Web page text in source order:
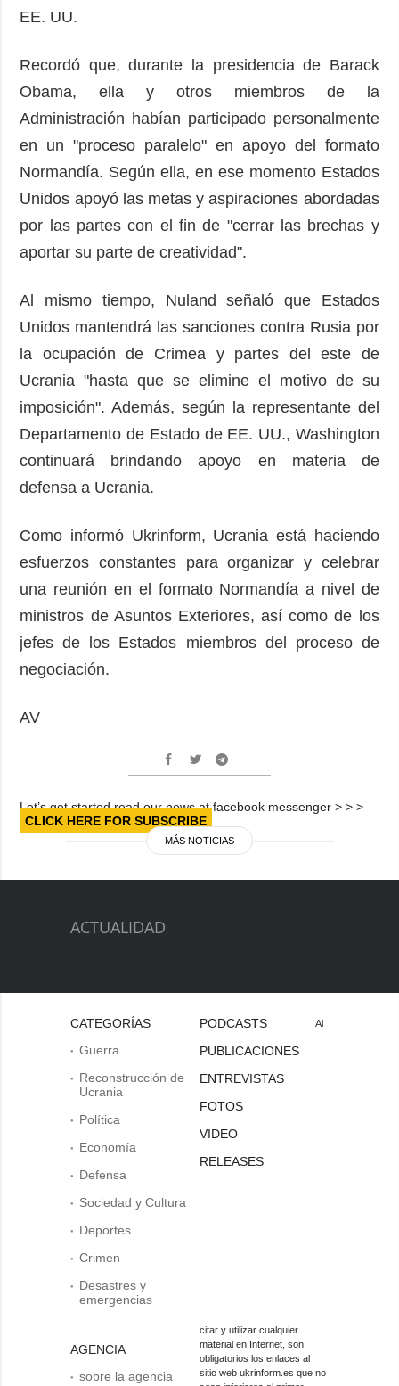
EE. UU.
Recordó que, durante la presidencia de Barack
Obama, ella y otros miembros de la
Administración habían participado personalmente
en un "proceso paralelo" en apoyo del formato
Normandía. Según ella, en ese momento Estados
Unidos apoyó las metas y aspiraciones abordadas
por las partes con el fin de "cerrar las brechas y
aportar su parte de creatividad".
Al mismo tiempo, Nuland señaló que Estados
Unidos mantendrá las sanciones contra Rusia por
la ocupación de Crimea y partes del este de
Ucrania "hasta que se elimine el motivo de su
imposición". Además, según la representante del
Departamento de Estado de EE. UU., Washington
continuará brindando apoyo en materia de
defensa a Ucrania.
Como informó Ukrinform, Ucrania está haciendo
esfuerzos constantes para organizar y celebrar
una reunión en el formato Normandía a nivel de
ministros de Asuntos Exteriores, así como de los
jefes de los Estados miembros del proceso de
negociación.
AV
Let’s get started read our news at facebook messenger > > >
CLICK HERE FOR SUBSCRIBE
MÁS NOTICIAS
ACTUALIDAD
CATEGORÍAS
Guerra
Reconstrucción de
Ucrania
Política
Economía
Defensa
Sociedad y Cultura
Deportes
Crimen
Desastres y
emergencias
AGENCIA
sobre la agencia
PODCASTS
PUBLICACIONES
ENTREVISTAS
FOTOS
VIDEO
RELEASES
Al
citar y utilizar cualquier
material en Internet, son
obligatorios los enlaces al
sitio web ukrinform.es que no